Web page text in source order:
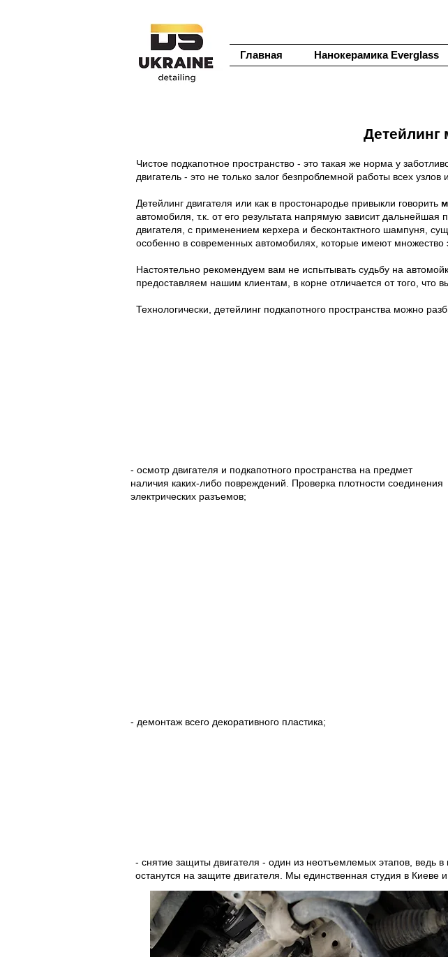
Главная Нанокерамика Everglass
Детейлинг
Чистое подкапотное пространство - это такая же норма у
двигатель - это не только залог безпроблемной работы всех
Детейлинг двигателя или как в простонародье привыкли говорить
автомобиля, т.к. от его результата напрямую зависит
двигателя, с применением керхера и бесконтактного шампуня,
особенно в современных автомобилях, которые имеют множество
Настоятельно рекомендуем вам не испытывать судьбу на
предоставляем нашим клиентам, в корне отличается от того, что
Технологически, детейлинг подкапотного пространства можно
- осмотр двигателя и подкапотного пространства на предмет
наличия каких-либо повреждений. Проверка плотности соединения
электрических разъемов;
- демонтаж всего декоративного пластика;
- снятие защиты двигателя - один из неотъемлемых этапов, ведь в
останутся на защите двигателя. Мы единственная студия в Киеве